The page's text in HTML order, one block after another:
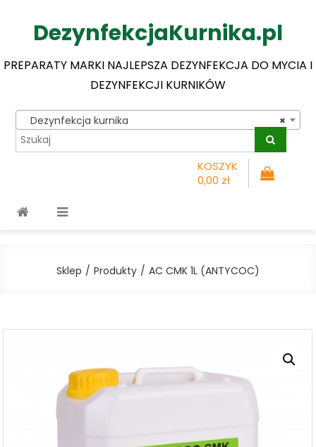
DezynfekcjaKurnika.pl
PREPARATY MARKI NAJLEPSZA DEZYNFEKCJA DO MYCIA I
DEZYNFEKCJI KURNIKÓW
×
Dezynfekcja kurnika
KOSZYK
0,00 zł
Sklep Produkty AC CMK 1L (ANTYCOC)